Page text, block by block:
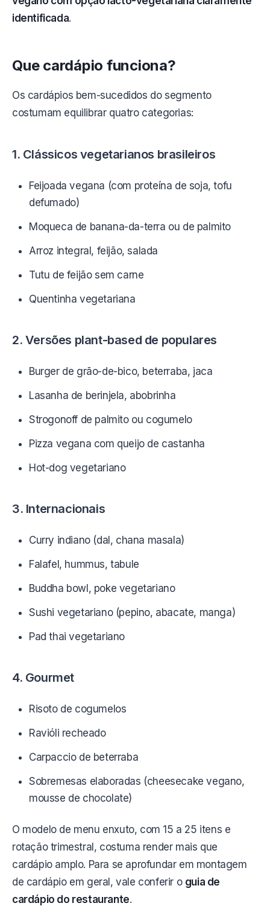
identificada.
Que cardápio funciona?
Os cardápios bem-sucedidos do segmento
costumam equilibrar quatro categorias:
1. Clássicos vegetarianos brasileiros
Feijoada vegana (com proteína de soja, tofu
defumado)
Moqueca de banana-da-terra ou de palmito
Arroz integral, feijão, salada
Tutu de feijão sem carne
Quentinha vegetariana
2. Versões plant-based de populares
Burger de grão-de-bico, beterraba, jaca
Lasanha de berinjela, abobrinha
Strogonoff de palmito ou cogumelo
Pizza vegana com queijo de castanha
Hot-dog vegetariano
3. Internacionais
Curry indiano (dal, chana masala)
Falafel, hummus, tabule
Buddha bowl, poke vegetariano
Sushi vegetariano (pepino, abacate, manga)
Pad thai vegetariano
4. Gourmet
Risoto de cogumelos
Ravióli recheado
Carpaccio de beterraba
Sobremesas elaboradas (cheesecake vegano,
mousse de chocolate)
O modelo de menu enxuto, com 15 a 25 itens e
rotação trimestral, costuma render mais que
cardápio amplo. Para se aprofundar em montagem
de cardápio em geral, vale conferir o guia de
cardápio do restaurante.